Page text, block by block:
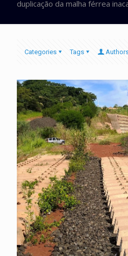
duplicação da malha férrea
Categories Tags